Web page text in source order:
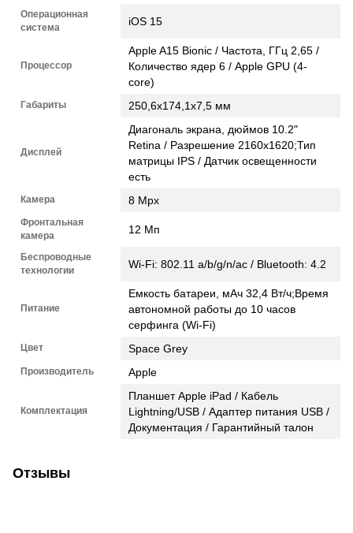
Операционная
система
iOS 15
Процессор
Apple A15 Bionic / Частота, ГГц 2,65 /
Количество ядер 6 / Apple GPU (4-
core)
Габариты 250,6х174,1х7,5 мм
Дисплей
Диагональ экрана, дюймов 10.2"
Retina / Разрешение 2160x1620;Тип
матрицы IPS / Датчик освещенности
есть
Камера 8 Mpx
Фронтальная
камера
12 Мп
Беспроводные
технологии
Wi-Fi: 802.11 a/b/g/n/ac / Bluetooth: 4.2
Питание
Емкость батареи, мАч 32,4 Вт/ч;Время
автономной работы до 10 часов
серфинга (Wi-Fi)
Цвет Space Grey
Производитель Apple
Комплектация
Планшет Apple iPad / Кабель
Lightning/USB / Адаптер питания USB /
Документация / Гарантийный талон
Отзывы